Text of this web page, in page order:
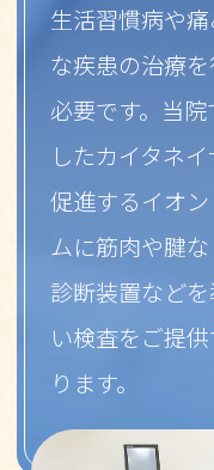
生活習慣病や
な疾患の治療
必要です。 当
したカイタネ
促進するイオン
ムに筋肉や腱
診断装置などを
い検査をご提
ります。